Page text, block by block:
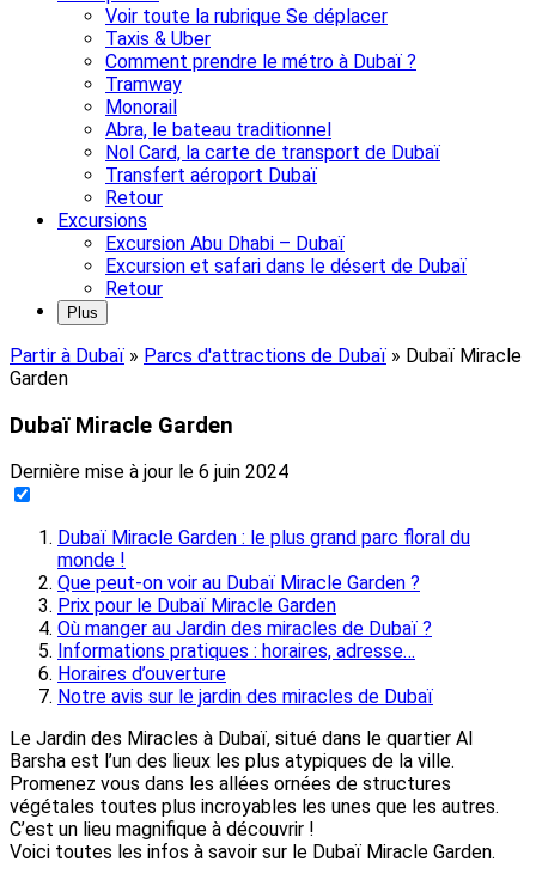
Voir toute la rubrique Se déplacer
Taxis & Uber
Comment prendre le métro à Dubaï ?
Tramway
Monorail
Abra, le bateau traditionnel
Nol Card, la carte de transport de Dubaï
Transfert aéroport Dubaï
Retour
Excursions
Excursion Abu Dhabi – Dubaï
Excursion et safari dans le désert de Dubaï
Retour
Plus
Partir à Dubaï » Parcs d'attractions de Dubaï » Dubaï Miracle
Garden
Dubaï Miracle Garden
Dernière mise à jour le 6 juin 2024
Dubaï Miracle Garden : le plus grand parc floral du
monde !
Que peut-on voir au Dubaï Miracle Garden ?
Prix pour le Dubaï Miracle Garden
Où manger au Jardin des miracles de Dubaï ?
Informations pratiques : horaires, adresse…
Horaires d’ouverture
Notre avis sur le jardin des miracles de Dubaï
Le Jardin des Miracles à Dubaï, situé dans le quartier Al
Barsha est l’un des lieux les plus atypiques de la ville.
Promenez vous dans les allées ornées de structures
végétales toutes plus incroyables les unes que les autres.
C’est un lieu magnifique à découvrir !
Voici toutes les infos à savoir sur le Dubaï Miracle Garden.